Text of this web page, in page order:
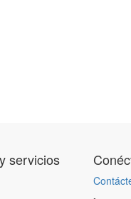
servicios